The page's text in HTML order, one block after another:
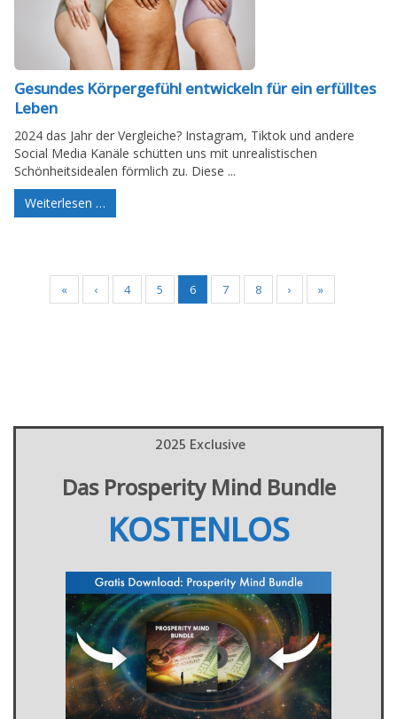
Gesundes Körpergefühl entwickeln für ein erfülltes
Leben
2024 das Jahr der Vergleiche? Instagram, Tiktok und andere
Social Media Kanäle schütten uns mit unrealistischen
Schönheitsidealen förmlich zu. Diese ...
Weiterlesen …
« ‹ 4 5 6 7 8 › »
2025 Exclusive
Das Prosperity Mind Bundle
KOSTENLOS